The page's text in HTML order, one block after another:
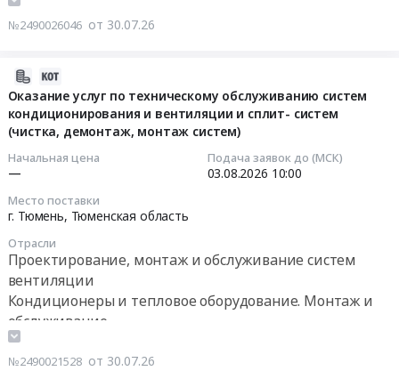
№2490026046 от 30.07.26
Оказание услуг по техническому обслуживанию систем
кондиционирования и вентиляции и сплит- систем
(чистка, демонтаж, монтаж систем)
Начальная цена
—
Подача заявок до (МСК)
03.08.2026 10:00
Место поставки
г. Тюмень, Тюменская область
Отрасли
Проектирование, монтаж и обслуживание систем
вентиляции
Кондиционеры и тепловое оборудование. Монтаж и
обслуживание
№2490021528 от 30.07.26